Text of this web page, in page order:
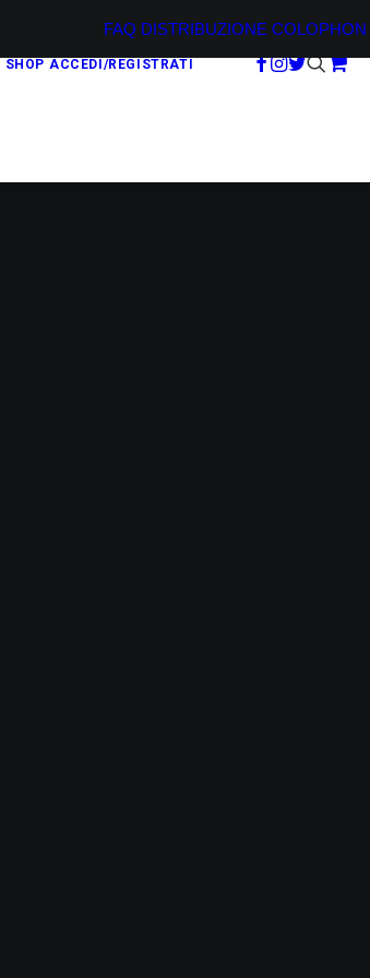
FAQ DISTRIBUZIONE COLOPHON
SHOP ACCEDI/REGISTRATI